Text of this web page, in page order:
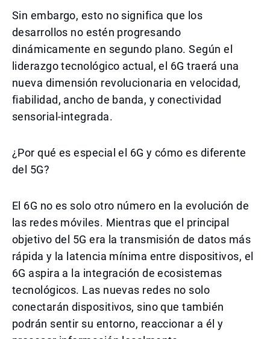
Sin embargo, esto no significa que los
desarrollos no estén progresando
dinámicamente en segundo plano. Según el
liderazgo tecnológico actual, el 6G traerá una
nueva dimensión revolucionaria en velocidad,
fiabilidad, ancho de banda, y conectividad
sensorial-integrada.
¿Por qué es especial el 6G y cómo es diferente
del 5G?
El 6G no es solo otro número en la evolución de
las redes móviles. Mientras que el principal
objetivo del 5G era la transmisión de datos más
rápida y la latencia mínima entre dispositivos, el
6G aspira a la integración de ecosistemas
tecnológicos. Las nuevas redes no solo
conectarán dispositivos, sino que también
podrán sentir su entorno, reaccionar a él y